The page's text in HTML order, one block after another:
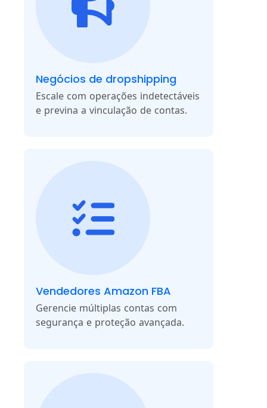
Negócios de dropshipping
Escale com operações indetectáveis
e previna a vinculação de contas.
Vendedores Amazon FBA
Gerencie múltiplas contas com
segurança e proteção avançada.